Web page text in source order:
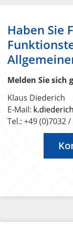
Haben Sie
Melden Sie sich
Klaus Diederich
E-Mail:
Tel.: +49 (0)7032